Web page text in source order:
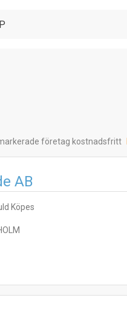
företag kostnadsfritt
AB
Köpes